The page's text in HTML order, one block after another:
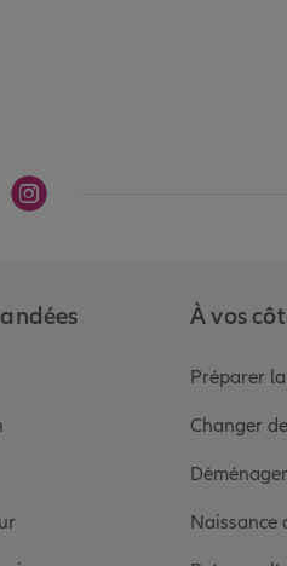
de Allianz
Linkedin de Allianz
la page Youtube de Allianz
Aller sur la page Instagram de
À vos
Préparer
Changer
Déménager
Naissance